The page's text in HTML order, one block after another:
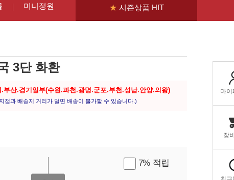
미니정원 ★ 시즌상품 HIT
3단 화환
산.경기일부(수원.과천.광명.군포.부천.성남.안양.의왕)
점과 배송지 거리가 멀면 배송이 불가할 수 있습니다.)
7% 적립